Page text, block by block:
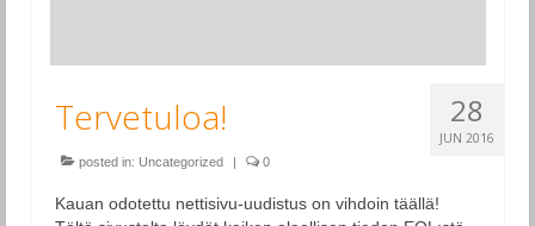
28
JUN 2016
Tervetuloa!
posted in: Uncategorized 0
Kauan odotettu nettisivu-uudistus on vihdoin täällä!